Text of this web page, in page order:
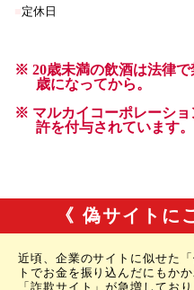
《 偽サイトに
近頃、企業のサイトに似せた
トでお金を振り込んだにもか
「詐欺サイト」が急増してお